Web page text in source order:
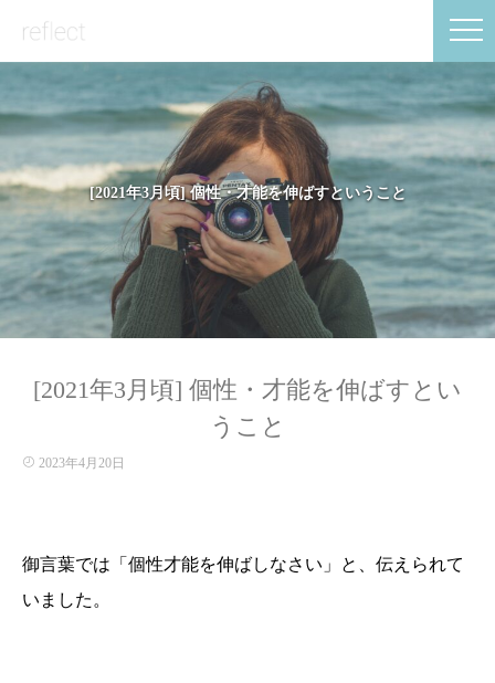
[2021年3月頃] 個性・才能を伸ばすということ
[2021年3月頃] 個性・才能を伸ばすとい
うこと
2023年4月20日
御言葉では「個性才能を伸ばしなさい」と、伝えられて
いました。